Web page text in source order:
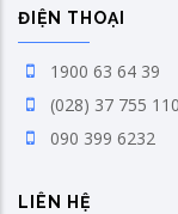
ĐIỆN THOẠI
1900 63 64 39
(028) 37 755 110
090 399 6232
LIÊN HỆ